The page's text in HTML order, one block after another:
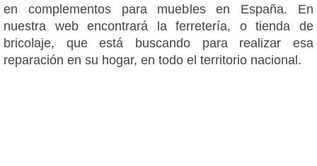
en complementos para muebles en España. En
nuestra web encontrará la ferretería, o tienda de
bricolaje, que está buscando para realizar esa
reparación en su hogar, en todo el territorio nacional.